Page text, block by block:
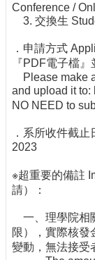
成
術
講
招
及
程
學
務
Conference /
3. 交換生
．申請方式
『PDF電子檔
Please make
and upload it to:
NO NEED to
．系所收件截
2023
※超重要的備註
請）：
一、理學院相
限），實際核發
變動，無法接受